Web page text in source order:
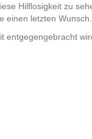
Hilflosigkeit zu
einen letzten Wunsch.